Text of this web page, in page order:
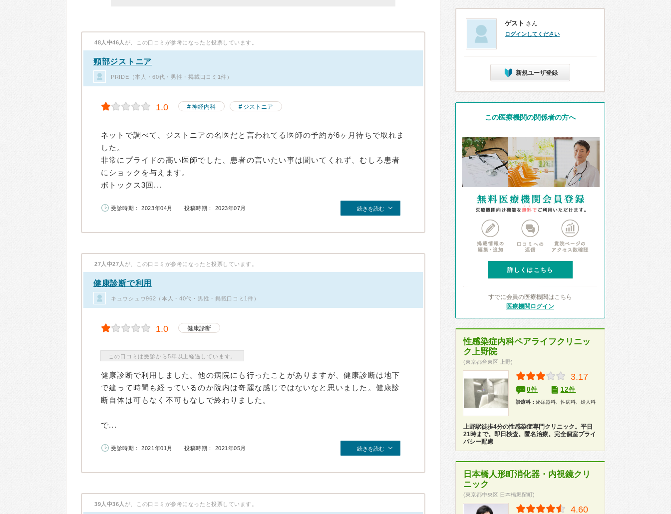
48人中46人 が、この口コミが参考になったと投票しています。
頸部ジストニア
PRIDE（本人・60代・男性・掲載口コミ1件）
1.0 神経内科 ジストニア
ネットで調べて、ジストニアの名医だと言われてる医師の予約が6ヶ月待ちで取れま
した。
非常にプライドの高い医師でした、患者の言いたい事は聞いてくれず、むしろ患者
にショックを与えます。
ボトックス3回...
受診時期： 2023年04月 投稿時期： 2023年07月 続きを読む
27人中27人 が、この口コミが参考になったと投票しています。
健康診断で利用
キュウシュウ962（本人・40代・男性・掲載口コミ1件）
1.0 健康診断
この口コミは受診から5年以上経過しています。
健康診断で利用しました。他の病院にも行ったことがありますが、健康診断は地下
で建って時間も経っているのか院内は奇麗な感じではないなと思いました。健康診
断自体は可もなく不可もなしで終わりました。
で...
受診時期： 2021年01月 投稿時期： 2021年05月 続きを読む
39人中36人 が、この口コミが参考になったと投票しています。
ゲスト さん
ログインしてください
新規ユーザ登録
この医療機関の関係者の方へ
詳しくはこちら
すでに会員の医療機関はこちら
医療機関ログイン
性感染症内科ペアライフクリニッ
ク上野院
(東京都台東区 上野)
3.17
0件 12件
診療科： 泌尿器科、性病科、婦人科
上野駅徒歩4分の性感染症専門クリニック。平日
21時まで。即日検査。匿名治療。完全個室プライ
バシー配慮
日本橋人形町消化器・内視鏡クリ
ニック
(東京都中央区 日本橋堀留町)
4.60